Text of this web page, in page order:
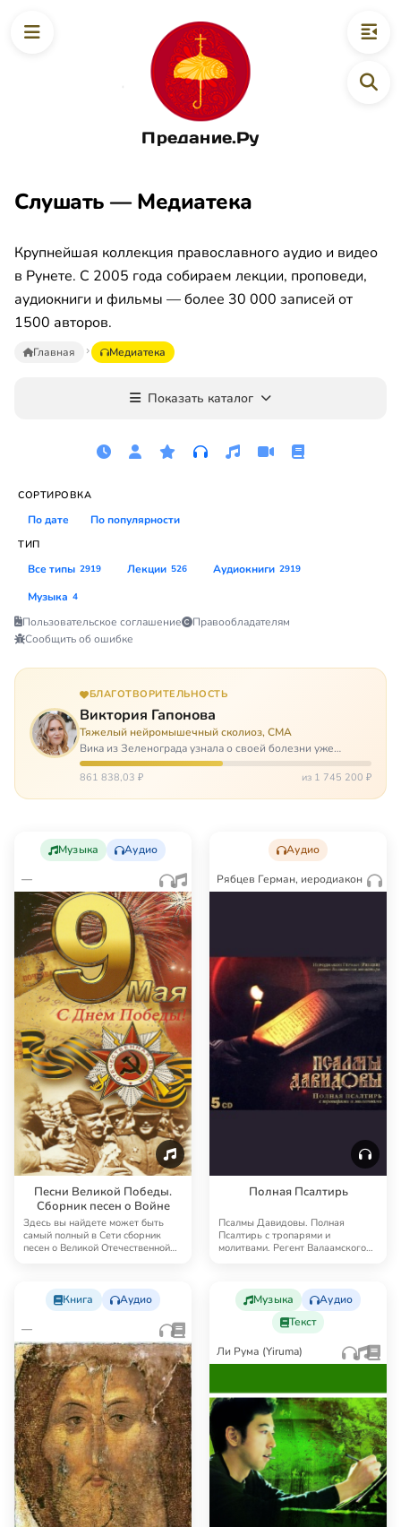
Предание.Ру
Слушать — Медиатека
Крупнейшая коллекция православного аудио и видео
в Рунете. С 2005 года собираем лекции, проповеди,
аудиокниги и фильмы — более 30 000 записей от
1500 авторов.
Главная Медиатека
Показать каталог
СОРТИРОВКА
По дате По популярности
ТИП
Все типы 2919 Лекции 526 Аудиокниги 2919
Музыка 4
Пользовательское соглашение
Правообладателям
Сообщить об ошибке
БЛАГОТВОРИТЕЛЬНОСТЬ
Виктория Гапонова
Тяжелый нейромышечный сколиоз, СМА
Вика из Зеленограда узнала о своей болезни уже
будучи в сознательном возрасте. Ей пришлось
привыкать к инвалидной коляске и сильнейшему
861 838,03 ₽ из 1 745 200 ₽
Музыка Аудио
—
Песни Великой Победы.
Сборник песен о Войне
Здесь вы найдете может быть
самый полный в Сети сборник
песен о Великой Отечественной
Аудио
Рябцев Герман, иеродиакон
Полная Псалтирь
Псалмы Давидовы. Полная
Псалтирь с тропарями и
молитвами. Регент Валаамского
Книга Аудио
—
Музыка
Аудио
Текст
Ли Рума (Yiruma)